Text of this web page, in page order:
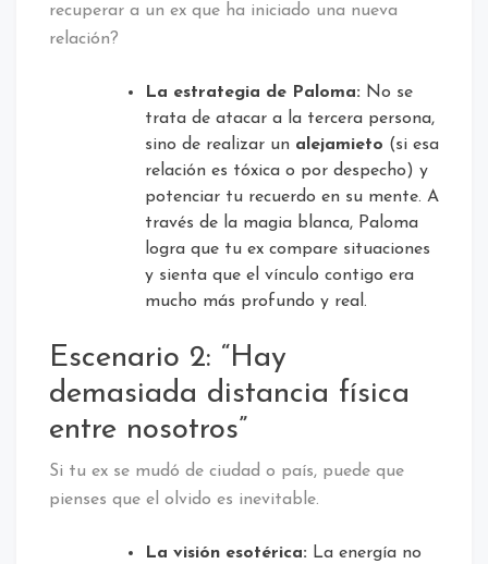
recuperar a un ex que ha iniciado una nueva
relación?
La estrategia de Paloma: No se
trata de atacar a la tercera persona,
sino de realizar un alejamieto (si esa
relación es tóxica o por despecho) y
potenciar tu recuerdo en su mente. A
través de la magia blanca, Paloma
logra que tu ex compare situaciones
y sienta que el vínculo contigo era
mucho más profundo y real.
Escenario 2: “Hay
demasiada distancia física
entre nosotros”
Si tu ex se mudó de ciudad o país, puede que
pienses que el olvido es inevitable.
La visión esotérica: La energía no